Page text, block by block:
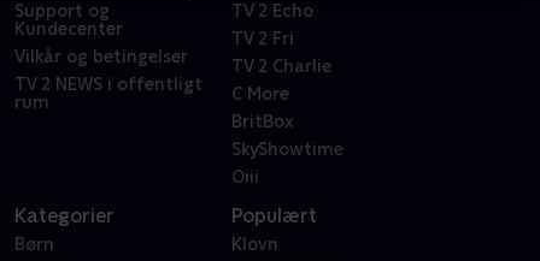
Support og
Kundecenter
Vilkår og betingelser
TV 2 NEWS i offentligt
rum
TV 2 Echo
TV 2 Fri
TV 2 Charlie
C More
BritBox
SkyShowtime
Oiii
Kategorier
Børn
Populært
Klovn